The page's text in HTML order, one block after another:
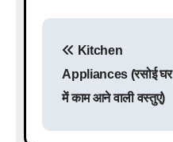
t
Kitchen
Appliances (रसोई घर
में काम आने वाली वस्तुएं)